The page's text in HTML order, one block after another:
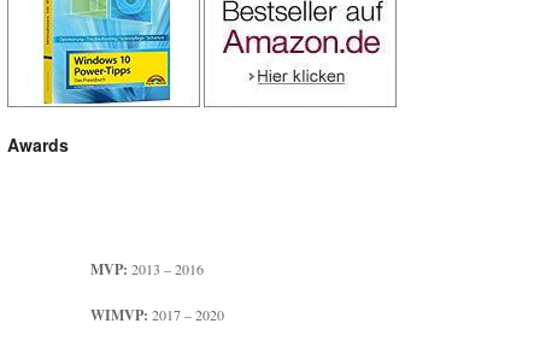
Awards
MVP: 2013 – 2016
WIMVP: 2017 – 2020